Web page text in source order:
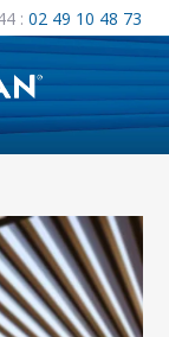
: 02 49 10 48 73